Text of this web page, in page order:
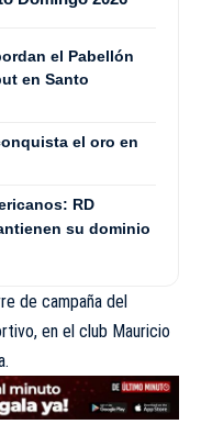
el Pabellón
en Santo
el oro en
RD
su dominio
de campaña del
en el club Mauricio